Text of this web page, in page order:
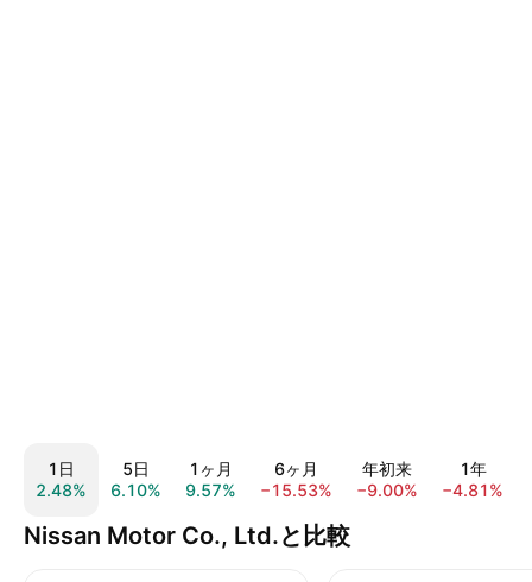
1日
2.48%
5日
6.10%
1ヶ月
9.57%
6ヶ月
−15.53%
年初来
−9.00%
1年
−4.81%
Nissan Motor Co., Ltd.と比較